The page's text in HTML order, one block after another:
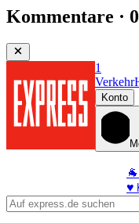
Kommentare · 0
1
Verkehr
Konto
♥️